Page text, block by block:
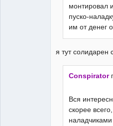
монтировал
пуско-
им от денег
я тут солидарен
Conspirator
Вся
скорее